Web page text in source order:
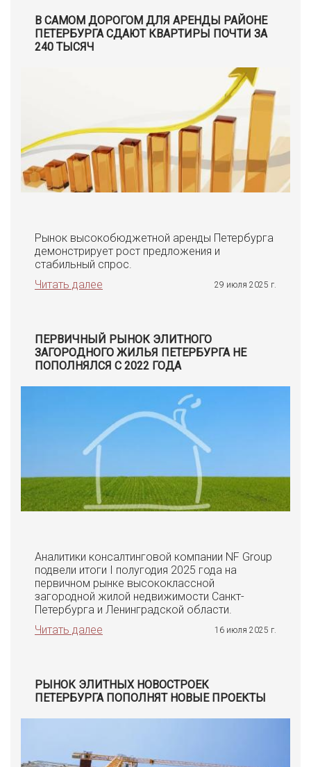
В САМОМ ДОРОГОМ ДЛЯ АРЕНДЫ РАЙОНЕ
ПЕТЕРБУРГА СДАЮТ КВАРТИРЫ ПОЧТИ ЗА
240 ТЫСЯЧ
Рынок высокобюджетной аренды Петербурга
демонстрирует рост предложения и
стабильный спрос.
Читать далее
29 июля 2025 г.
ПЕРВИЧНЫЙ РЫНОК ЭЛИТНОГО
ЗАГОРОДНОГО ЖИЛЬЯ ПЕТЕРБУРГА НЕ
ПОПОЛНЯЛСЯ С 2022 ГОДА
Аналитики консалтинговой компании NF Group
подвели итоги I полугодия 2025 года на
первичном рынке высококлассной
загородной жилой недвижимости Санкт-
Петербурга и Ленинградской области.
Читать далее
16 июля 2025 г.
РЫНОК ЭЛИТНЫХ НОВОСТРОЕК
ПЕТЕРБУРГА ПОПОЛНЯТ НОВЫЕ ПРОЕКТЫ